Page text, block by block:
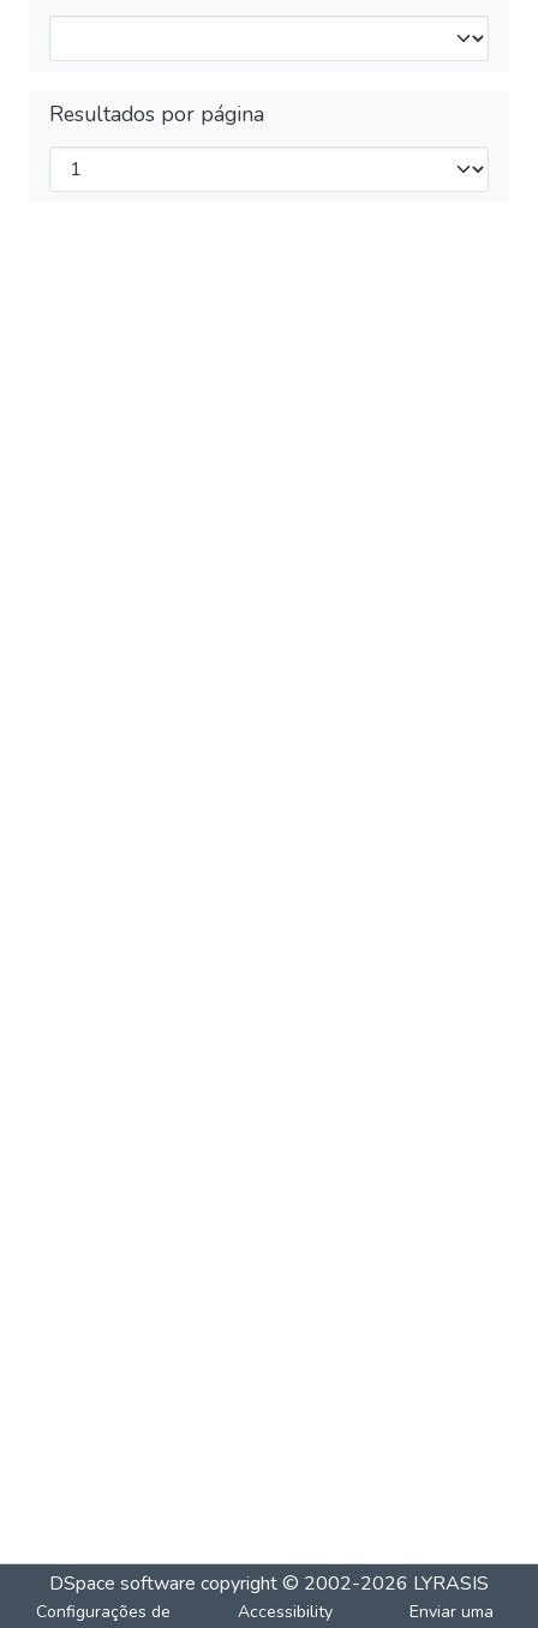
Resultados por página
DSpace software copyright © 2002-2026 LYRASIS
Configurações de
Accessibility
Enviar uma